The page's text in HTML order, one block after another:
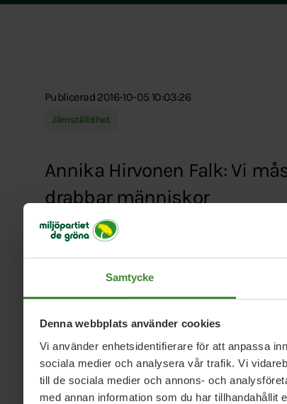
Samtycke
Denna webbplats använder cookies
Vi använder enhetsidentifierare för att anpassa
sociala medier och analysera vår trafik. Vi
till de sociala medier och annons- och
med annan information som du har
Publicerad 2016-10-05 10:03:26
Jämställdhet
Annika Hirvonen Falk: Vi
drabbar människor
Typ:Debattartikel
Länk:http://www.aftonbladet.se/